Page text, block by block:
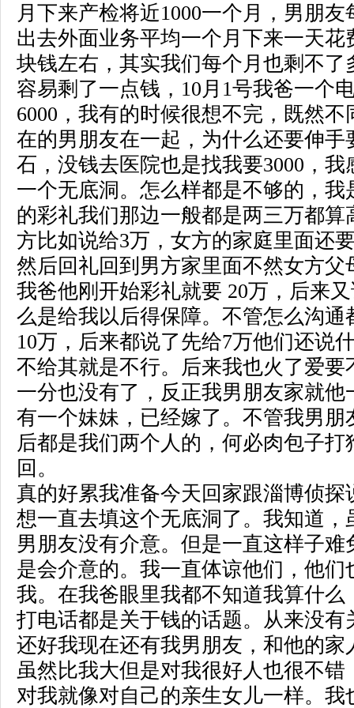
月下来产检将近1000一个月，男朋
出去外面业务平均一个月下来一天花
块钱左右，其实我们每个月也剩不了
容易剩了一点钱，10月1号我爸一个
6000，我有的时候很想不完，既然不
在的男朋友在一起，为什么还要伸手
石，没钱去医院也是找我要3000，我
一个无底洞。怎么样都是不够的，我
的彩礼我们那边一般都是两三万都算
方比如说给3万，女方的家庭里面还
然后回礼回到男方家里面不然女方父
我爸他刚开始彩礼就要 20万，后来
么是给我以后得保障。不管怎么沟通
10万，后来都说了先给7万他们还说
不给其就是不行。后来我也火了爱要
一分也没有了，反正我男朋友家就他
有一个妹妹，已经嫁了。不管我男朋
后都是我们两个人的，何必肉包子打
回。
真的好累我准备今天回家跟淄博侦探
想一直去填这个无底洞了。我知道，
男朋友没有介意。但是一直这样子难
是会介意的。我一直体谅他们，他们
我。在我爸眼里我都不知道我算什么
打电话都是关于钱的话题。从来没有
还好我现在还有我男朋友，和他的家
虽然比我大但是对我很好人也很不错
对我就像对自己的亲生女儿一样。我